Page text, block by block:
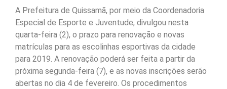
A Prefeitura de Quissamã, por meio da Coordenadoria
Especial de Esporte e Juventude, divulgou nesta
quarta-feira (2), o prazo para renovação e novas
matrículas para as escolinhas esportivas da cidade
para 2019. A renovação poderá ser feita a partir da
próxima segunda-feira (7), e as novas inscrições serão
abertas no dia 4 de fevereiro. Os procedimentos